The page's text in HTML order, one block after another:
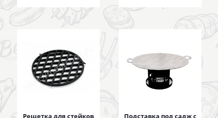
Решетка для стейков
Подставка под садж с